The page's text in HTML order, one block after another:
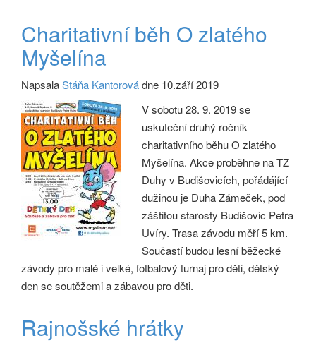
Charitativní běh O zlatého
Myšelína
NapsalaStáňa Kantorovádne 10.září 2019
V sobotu 28. 9. 2019 se
uskuteční druhý ročník
charitativního běhu O zlatého
Myšelína. Akce proběhne na TZ
Duhy v Budišovicích, pořádájící
dužinou je Duha Zámeček, pod
záštitou starosty Budišovic Petra
Uvíry. Trasa závodu měří 5 km.
Součastí budou lesní běžecké
závody pro malé i velké, fotbalový turnaj pro děti, dětský
den se soutěžemi a zábavou pro děti.
Rajnošské hrátky